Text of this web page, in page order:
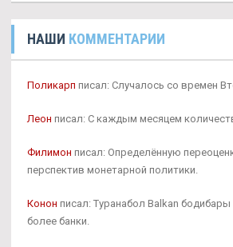
НАШИ КОММЕНТАРИИ
Поликарп писал: Случалось со времен
Леон писал: С каждым месяцем
Филимон писал: Определённую
перспектив монетарной политики.
Конон писал: Туранабол Balkan
более банки.